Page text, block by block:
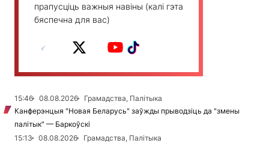
прапусціць важныя навіны (калі гэта
бяспечна для вас)
15:46 08.08.2026
Грамадства, Палітыка
Канферэнцыя "Новая Беларусь" заўжды прыводзіць да "змены
палітык" — Баркоўскі
15:13
08.08.2026
Грамадства, Палітыка